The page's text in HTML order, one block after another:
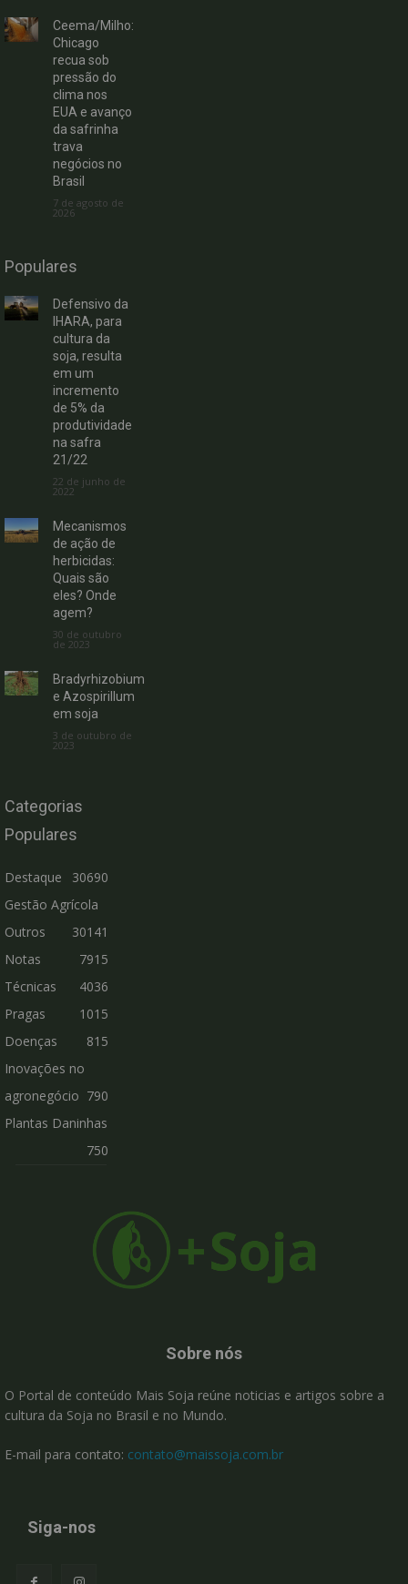
Ceema/Milho:
Chicago
recua sob
pressão do
clima nos
EUA e avanço
da safrinha
trava
negócios no
Brasil
7 de agosto de
2026
Populares
Defensivo da
IHARA, para
cultura da
soja, resulta
em um
incremento
de 5% da
produtividade
na safra
21/22
22 de junho de
2022
Mecanismos
de ação de
herbicidas:
Quais são
eles? Onde
agem?
30 de outubro
de 2023
Bradyrhizobium
e Azospirillum
em soja
3 de outubro de
2023
Categorias
Populares
Destaque
30690
Gestão Agrícola
30141
Outros
7915
Notas
Técnicas
4036
Pragas
1015
Doenças
815
Inovações no
agronegócio 790
Plantas Daninhas
750
Sobre nós
O Portal de conteúdo Mais Soja reúne noticias e artigos sobre a
cultura da Soja no Brasil e no Mundo.
E-mail para contato: contato@maissoja.com.br
Siga-nos